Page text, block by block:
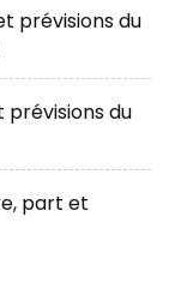
prévisions du
prévisions du
part et